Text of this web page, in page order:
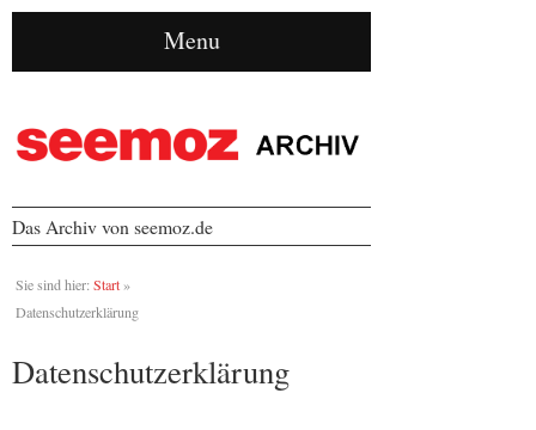
Menu
Das Archiv von seemoz.de
Sie sind hier: Start »
Datenschutzerklärung
Datenschutzerklärung